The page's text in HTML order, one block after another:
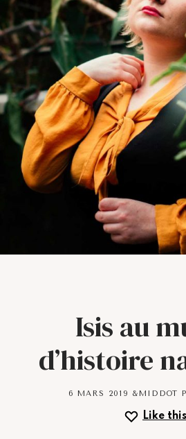
Isis au
d’histoire
6 MARS 2019 &MIDDOT
Like this